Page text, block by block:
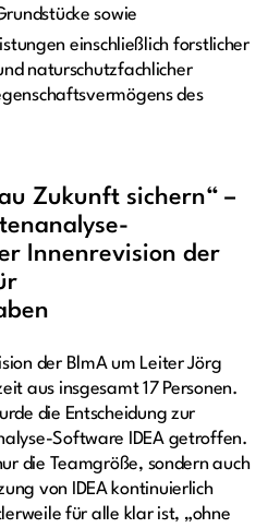
sowie
einschließlich forstlicher
naturschutzfachlicher
des
Zukunft sichern“ –
Innenrevision der
der BlmA um Leiter Jörg
aus insgesamt 17 Personen.
die Entscheidung zur
Software IDEA getroffen.
die Teamgröße, sondern auch
von IDEA kontinuierlich
für alle klar ist, „ohne